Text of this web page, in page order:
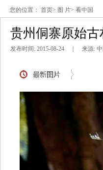
您的位置： 首页> 图 片> 看中国
贵州侗寨原始
发布时间: 2015-08-24 ｜ 来源: